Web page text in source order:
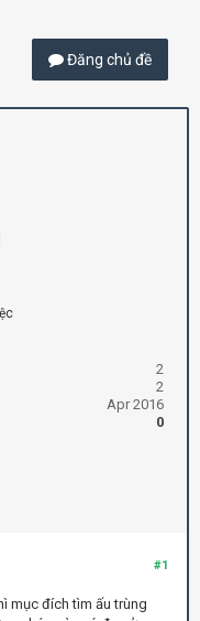
Đăng chủ đề
2
2
Apr 2016
0
#1
mục đích tìm ấu trùng